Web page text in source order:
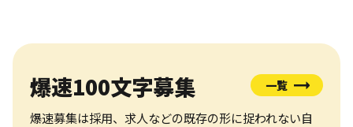
爆速100文字募集 一覧
爆速募集は採用、求人などの既存の形に捉われない自